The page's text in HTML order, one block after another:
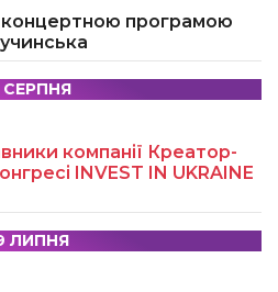
концертною програмою
СЕРПНЯ
компанії Креатор-
INVEST IN UKRAINE
ЛИПНЯ